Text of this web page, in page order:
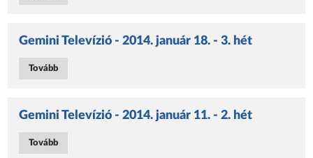
Gemini Televízió - 2014. január 18. - 3. hét
Tovább
Gemini Televízió - 2014. január 11. - 2. hét
Tovább